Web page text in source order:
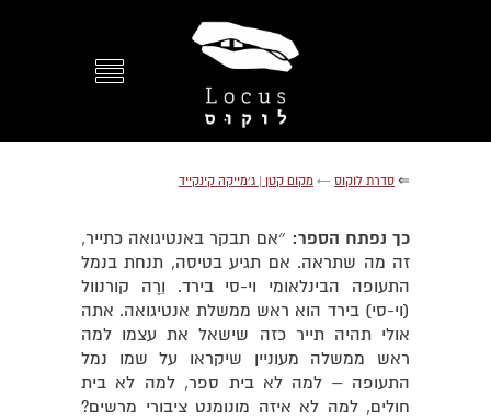
⇐ סדרת לוקוס ← מקום קטן | ג׳מייקה קינקייד
כך נפתח הספר: ״אם תבקר באנטיגואה כתייר,
זה מה שתראה. אם תגיע בטיסה, תנחת בנמל
התעופה הבינלאומי וי-סי בירד. וֵרֶה קורנוול
(וי-סי) בירד הוא ראש ממשלת אנטיגואה. אתה
אולי תהיה תייר כזה שישאל את עצמו למה
ראש ממשלה מעוניין שיקראו על שמו נמל
התעופה – למה לא בית ספר, למה לא בית
חולים, למה לא איזה מונומנט ציבורי מרשים?